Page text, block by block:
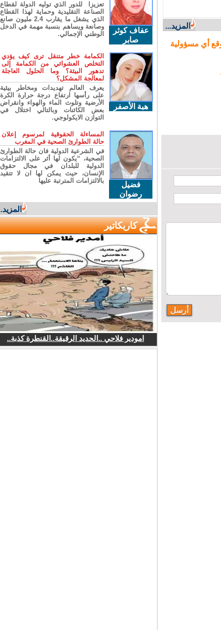
المزيد...
أي مسؤولية
عفاف كوثر
صابر
تعزيزا للدور الذي توليه الدولة لقطاع
الصناعة التقليدية وحماية لهذا القطاع
الذي يشغل ما يقارب 2.4 مليون صانع
وصانعة ويساهم بنسبة مهمة في الدخل
الوطني الإجمالي.
هبة الأصفر
الكمامة خطر متنقل ترى كيف يؤدي
التخلص العشوائي من الكمامة إلى
تدهور البيئة؟ وما الحلول العاجلة
لمعالجة المشكل؟
يعرف العالم تهديدات ومخاطر بيئية
على رأسها ارتفاع درجة حرارة الكرة
الأرضية وتلوث الماء والهواء وانقراض
بعض الكائنات وبالتالي اختلال في
التوازن الايكولوجي.
فضيل
رضوان
المساءلة الحقوقية لمرسوم إعلان
حالة الطوارئ الصحية في المغرب
في الشرعية الدولية فان حالة الطوارئ
الصحية، “يكون لها أثر على الالتزامات
الدولية للبلدان في مجال حقوق
الإنسان، حيث يمكن لها ان لا تتقيد
بالالتزامات المترتبة عليها
المزيد...
كاريكاتير
امودير فلاحي ..الحديد الرقيقة..القنطرة كذبة..